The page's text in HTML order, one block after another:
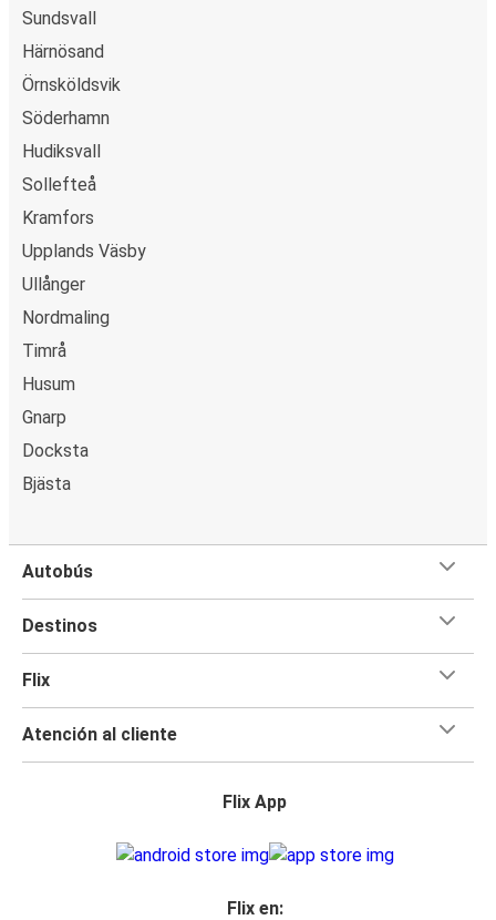
Sundsvall
Härnösand
Örnsköldsvik
Söderhamn
Hudiksvall
Sollefteå
Kramfors
Upplands Väsby
Ullånger
Nordmaling
Timrå
Husum
Gnarp
Docksta
Bjästa
Autobús
Destinos
Flix
Atención al cliente
Flix App
Flix en: